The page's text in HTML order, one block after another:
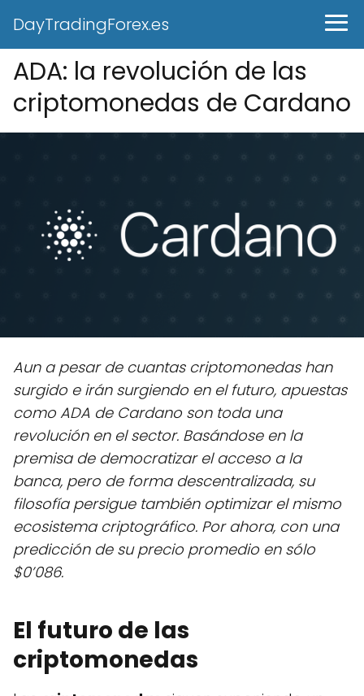
DayTradingForex.es
ADA: la revolución de las
criptomonedas de Cardano
Aun a pesar de cuantas criptomonedas han
surgido e irán surgiendo en el futuro, apuestas
como ADA de Cardano son toda una
revolución en el sector. Basándose en la
premisa de democratizar el acceso a la
banca, pero de forma descentralizada, su
filosofía persigue también optimizar el mismo
ecosistema criptográfico. Por ahora, con una
predicción de su precio promedio en sólo
$0’086.
El futuro de las
criptomonedas